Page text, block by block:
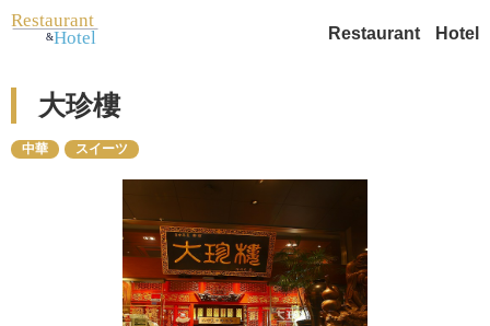
Restaurant Hotel
大珍樓
中華 スイーツ